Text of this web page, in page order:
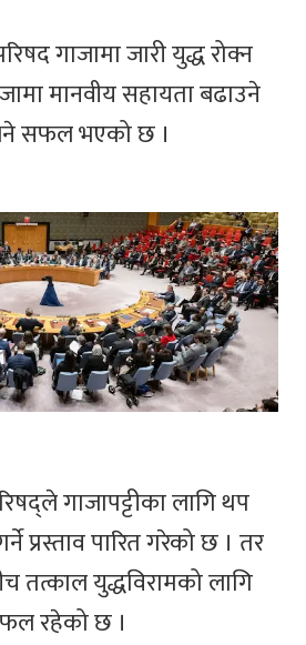
गाजामा जारी युद्ध रोक्न
मानवीय सहायता बढाउने
भने सफल भएको छ ।
गाजापट्टीका लागि थप
प्रस्ताव पारित गरेको छ । तर
तत्काल युद्धविरामको लागि
रहेको छ ।